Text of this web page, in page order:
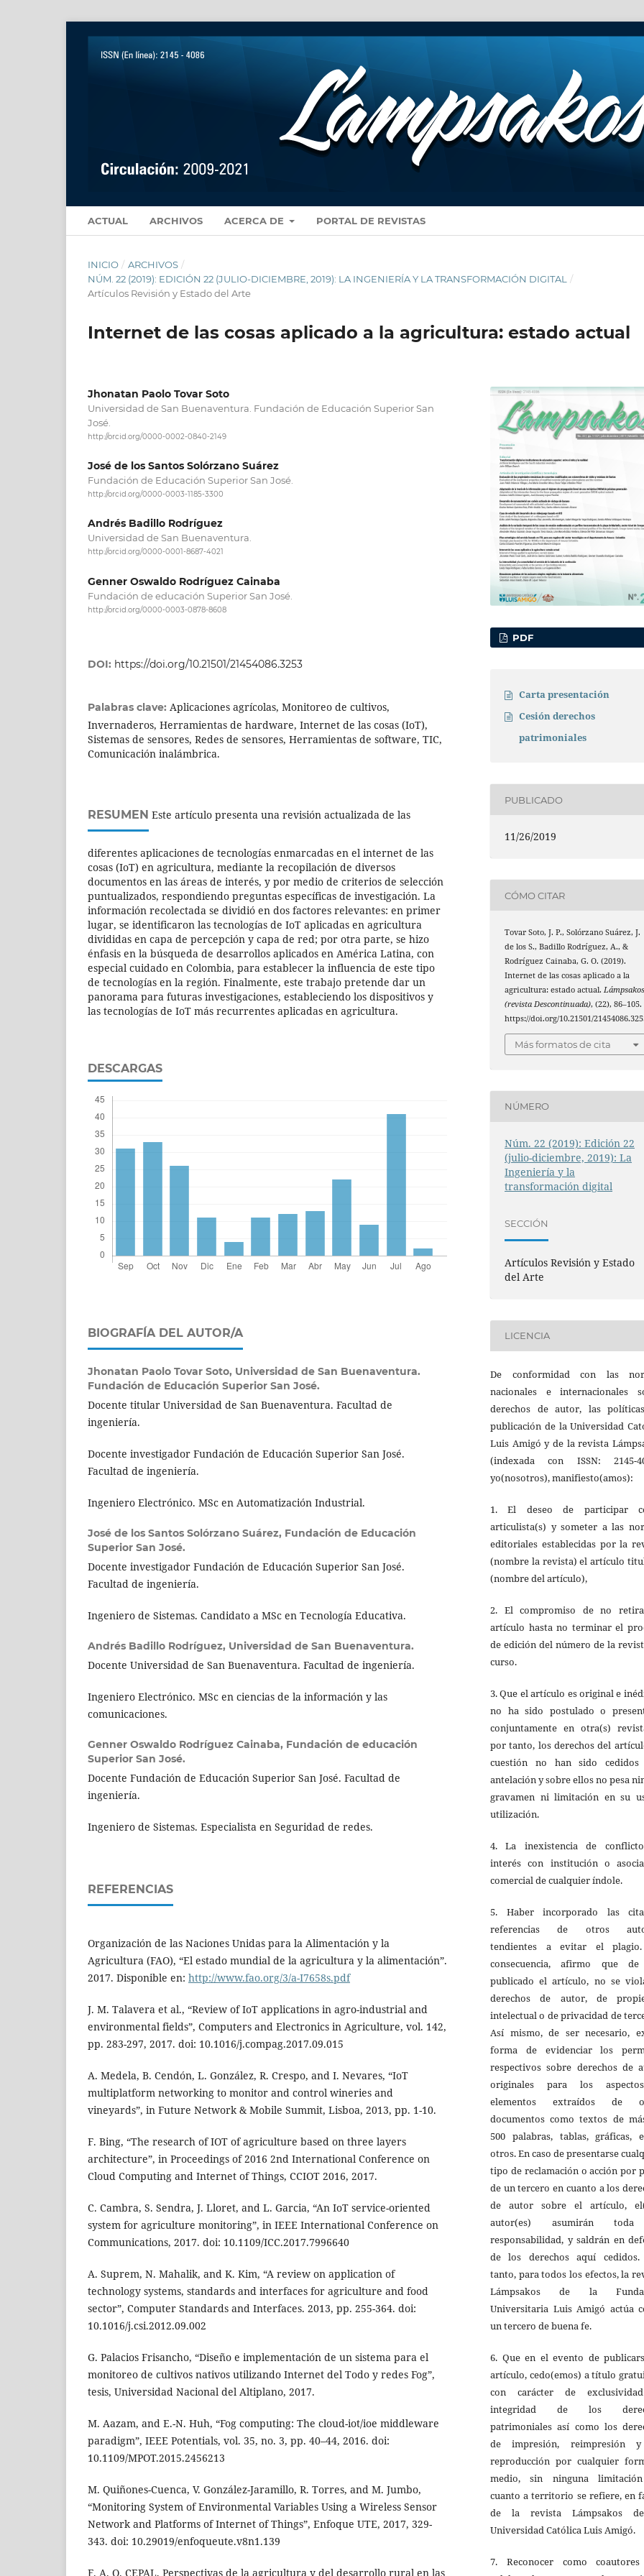
ACTUAL ARCHIVOS ACERCA DE PORTAL DE REVISTAS
INICIO / ARCHIVOS /
NÚM. 22 (2019): EDICIÓN 22 (JULIO-DICIEMBRE, 2019): LA INGENIERÍA Y LA TRANSFORMACIÓN DIGITAL
/
Artículos Revisión y Estado del Arte
Internet de las cosas aplicado a la agricultura: estado actual
Jhonatan Paolo Tovar Soto
Universidad de San Buenaventura. Fundación de Educación Superior San
José.
http://orcid.org/0000-0002-0840-2149
José de los Santos Solórzano Suárez
Fundación de Educación Superior San José.
http://orcid.org/0000-0003-1185-3300
Andrés Badillo Rodríguez
Universidad de San Buenaventura.
http://orcid.org/0000-0001-8687-4021
Genner Oswaldo Rodríguez Cainaba
Fundación de educación Superior San José.
http://orcid.org/0000-0003-0878-8608
DOI: https://doi.org/10.21501/21454086.3253
Palabras clave: Aplicaciones agrícolas, Monitoreo de cultivos,
Invernaderos, Herramientas de hardware, Internet de las cosas (IoT),
Sistemas de sensores, Redes de sensores, Herramientas de software, TIC,
Comunicación inalámbrica.
RESUMEN Este artículo presenta una revisión actualizada de las
diferentes aplicaciones de tecnologías enmarcadas en el internet de las
cosas (IoT) en agricultura, mediante la recopilación de diversos
documentos en las áreas de interés, y por medio de criterios de selección
puntualizados, respondiendo preguntas específicas de investigación. La
información recolectada se dividió en dos factores relevantes: en primer
lugar, se identificaron las tecnologías de IoT aplicadas en agricultura
divididas en capa de percepción y capa de red; por otra parte, se hizo
énfasis en la búsqueda de desarrollos aplicados en América Latina, con
especial cuidado en Colombia, para establecer la influencia de este tipo
de tecnologías en la región. Finalmente, este trabajo pretende dar un
panorama para futuras investigaciones, estableciendo los dispositivos y
las tecnologías de IoT más recurrentes aplicadas en agricultura.
DESCARGAS
BIOGRAFÍA DEL AUTOR/A
Jhonatan Paolo Tovar Soto, Universidad de San Buenaventura.
Fundación de Educación Superior San José.
Docente titular Universidad de San Buenaventura. Facultad de
ingeniería.
Docente investigador Fundación de Educación Superior San José.
Facultad de ingeniería.
Ingeniero Electrónico. MSc en Automatización Industrial.
José de los Santos Solórzano Suárez, Fundación de Educación
Superior San José.
Docente investigador Fundación de Educación Superior San José.
Facultad de ingeniería.
Ingeniero de Sistemas. Candidato a MSc en Tecnología Educativa.
Andrés Badillo Rodríguez, Universidad de San Buenaventura.
Docente Universidad de San Buenaventura. Facultad de ingeniería.
Ingeniero Electrónico. MSc en ciencias de la información y las
comunicaciones.
Genner Oswaldo Rodríguez Cainaba, Fundación de educación
Superior San José.
Docente Fundación de Educación Superior San José. Facultad de
ingeniería.
Ingeniero de Sistemas. Especialista en Seguridad de redes.
REFERENCIAS
Organización de las Naciones Unidas para la Alimentación y la
Agricultura (FAO), “El estado mundial de la agricultura y la alimentación”.
2017. Disponible en: http://www.fao.org/3/a-I7658s.pdf
J. M. Talavera et al., “Review of IoT applications in agro-industrial and
environmental fields”, Computers and Electronics in Agriculture, vol. 142,
pp. 283-297, 2017. doi: 10.1016/j.compag.2017.09.015
A. Medela, B. Cendón, L. González, R. Crespo, and I. Nevares, “IoT
multiplatform networking to monitor and control wineries and
vineyards”, in Future Network & Mobile Summit, Lisboa, 2013, pp. 1-10.
F. Bing, “The research of IOT of agriculture based on three layers
architecture”, in Proceedings of 2016 2nd International Conference on
Cloud Computing and Internet of Things, CCIOT 2016, 2017.
C. Cambra, S. Sendra, J. Lloret, and L. Garcia, “An IoT service-oriented
system for agriculture monitoring”, in IEEE International Conference on
Communications, 2017. doi: 10.1109/ICC.2017.7996640
A. Suprem, N. Mahalik, and K. Kim, “A review on application of
technology systems, standards and interfaces for agriculture and food
sector”, Computer Standards and Interfaces. 2013, pp. 255-364. doi:
10.1016/j.csi.2012.09.002
G. Palacios Frisancho, “Diseño e implementación de un sistema para el
monitoreo de cultivos nativos utilizando Internet del Todo y redes Fog”,
tesis, Universidad Nacional del Altiplano, 2017.
M. Aazam, and E.-N. Huh, “Fog computing: The cloud-iot/ioe middleware
paradigm”, IEEE Potentials, vol. 35, no. 3, pp. 40–44, 2016. doi:
10.1109/MPOT.2015.2456213
M. Quiñones-Cuenca, V. González-Jaramillo, R. Torres, and M. Jumbo,
“Monitoring System of Environmental Variables Using a Wireless Sensor
Network and Platforms of Internet of Things”, Enfoque UTE, 2017, 329-
343. doi: 10.29019/enfoqueute.v8n1.139
F. A. O. CEPAL, Perspectivas de la agricultura y del desarrollo rural en las
PDF
Carta presentación
Cesión derechos
patrimoniales
PUBLICADO
11/26/2019
CÓMO CITAR
Tovar Soto, J. P., Solórzano Suárez, J.
de los S., Badillo Rodríguez, A., &
Rodríguez Cainaba, G. O. (2019).
Internet de las cosas aplicado a la
agricultura: estado actual.
(revista Descontinuada), (22), 86–105.
https://doi.org/10.21501/
Más formatos de cita
NÚMERO
Núm. 22 (2019): Edición 22
(julio-diciembre, 2019): La
Ingeniería y la
transformación digital
SECCIÓN
Artículos Revisión y Estado
del Arte
LICENCIA
De conformidad con las
nacionales e internacionales
derechos de autor, las
publicación de la Universidad
Luis Amigó y de la revista
(indexada con ISSN: 2145-
yo(nosotros), manifiesto(amos):
1. El deseo de participar
articulista(s) y someter a las
editoriales establecidas por la
(nombre la revista) el artículo
(nombre del artículo),
2. El compromiso de no
artículo hasta no terminar el
de edición del número de la
curso.
3. Que el artículo es original e
no ha sido postulado o
conjuntamente en otra(s)
por tanto, los derechos del
cuestión no han sido cedidos
antelación y sobre ellos no pesa
gravamen ni limitación en su
utilización.
4. La inexistencia de
interés con institución o
comercial de cualquier índole.
5. Haber incorporado las
referencias de otros
tendientes a evitar el
consecuencia, afirmo que
publicado el artículo, no se
derechos de autor, de
intelectual o de privacidad de
Así mismo, de ser necesario,
forma de evidenciar los
respectivos sobre derechos de
originales para los
elementos extraídos de
documentos como textos de
500 palabras, tablas, gráficas,
otros. En caso de presentarse
tipo de reclamación o acción por
de un tercero en cuanto a los
de autor sobre el artículo,
autor(es) asumirán
responsabilidad, y saldrán en
de los derechos aquí
tanto, para todos los efectos, la
Lámpsakos de la
Universitaria Luis Amigó actúa
un tercero de buena fe.
6. Que en el evento de
artículo, cedo(emos) a título
con carácter de
integridad de los
patrimoniales así como los
de impresión, reimpresión
reproducción por cualquier
medio, sin ninguna
cuanto a territorio se refiere, en
de la revista Lámpsakos
Universidad Católica Luis Amigó.
7. Reconocer como